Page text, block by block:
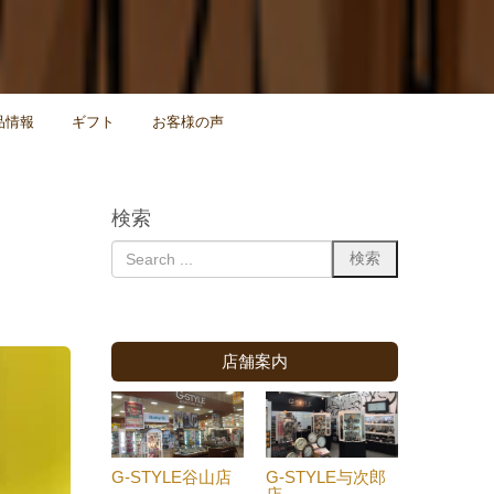
情報 ギフト お客様の声
検索
店舗案内
G-STYLE谷山店
G-STYLE与次郎